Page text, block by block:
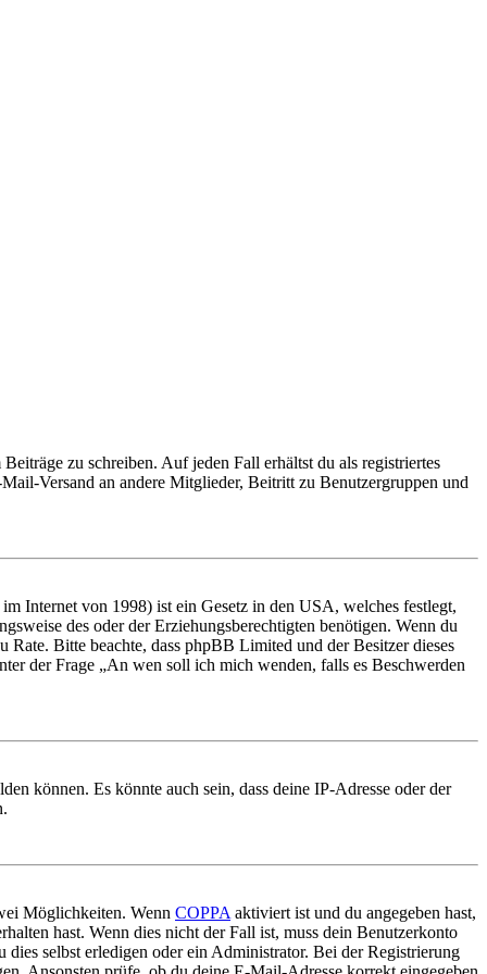
zu schreiben. Auf jeden Fall erhältst du als registriertes
Versand an andere Mitglieder, Beitritt zu Benutzergruppen und
Internet von 1998) ist ein Gesetz in den USA, welches festlegt,
des oder der Erziehungsberechtigten benötigen. Wenn du
Bitte beachte, dass phpBB Limited und der Besitzer dieses
der Frage „An wen soll ich mich wenden, falls es Beschwerden
können. Es könnte auch sein, dass deine IP-Adresse oder der
Möglichkeiten. Wenn COPPA aktiviert ist und du angegeben hast,
hast. Wenn dies nicht der Fall ist, muss dein Benutzerkonto
selbst erledigen oder ein Administrator. Bei der Registrierung